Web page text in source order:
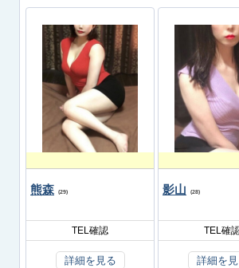
熊森 (29)
TEL確認
詳細を見る
影山 (28)
TEL確
詳細を